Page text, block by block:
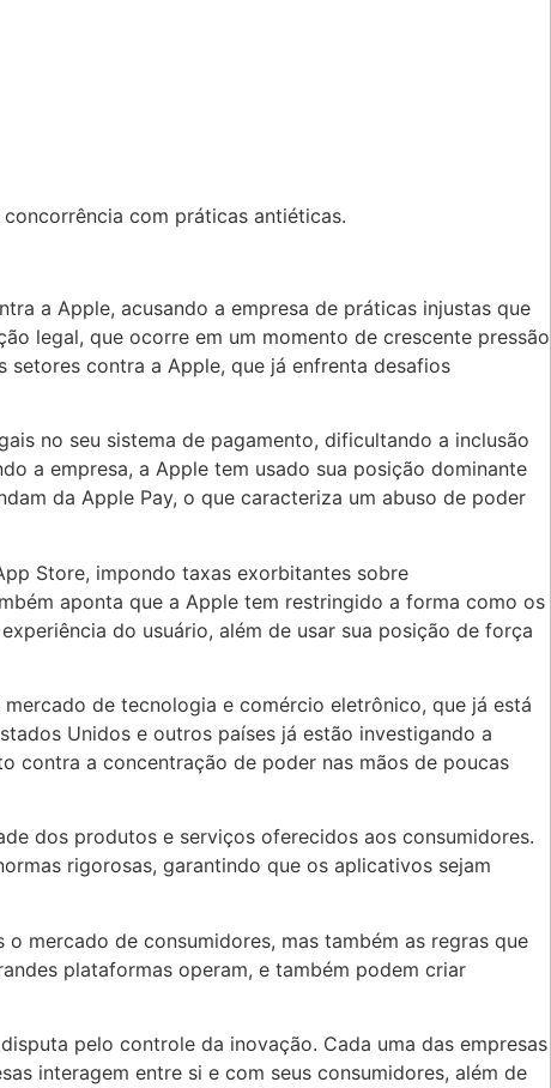
com práticas antiéticas.
a Apple, acusando a empresa de práticas injustas que
legal, que ocorre em um momento de crescente pressão
contra a Apple, que já enfrenta desafios
no seu sistema de pagamento, dificultando a inclusão
a empresa, a Apple tem usado sua posição dominante
da Apple Pay, o que caracteriza um abuso de poder
Store, impondo taxas exorbitantes sobre
aponta que a Apple tem restringido a forma como os
do usuário, além de usar sua posição de força
de tecnologia e comércio eletrônico, que já está
Unidos e outros países já estão investigando a
contra a concentração de poder nas mãos de poucas
dos produtos e serviços oferecidos aos consumidores.
rigorosas, garantindo que os aplicativos sejam
mercado de consumidores, mas também as regras que
plataformas operam, e também podem criar
pelo controle da inovação. Cada uma das empresas
interagem entre si e com seus consumidores, além de